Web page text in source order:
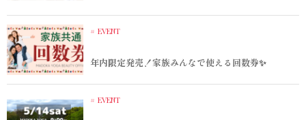
EVENT
年内限定発売！家族みんなで使える回数券✨
EVENT